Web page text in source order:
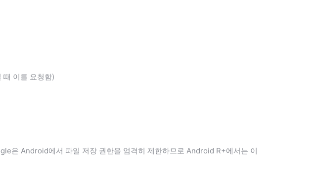
이를 요청함)
은 Android에서 파일 저장 권한을 엄격히 제한하므로 Android R+에서는 이